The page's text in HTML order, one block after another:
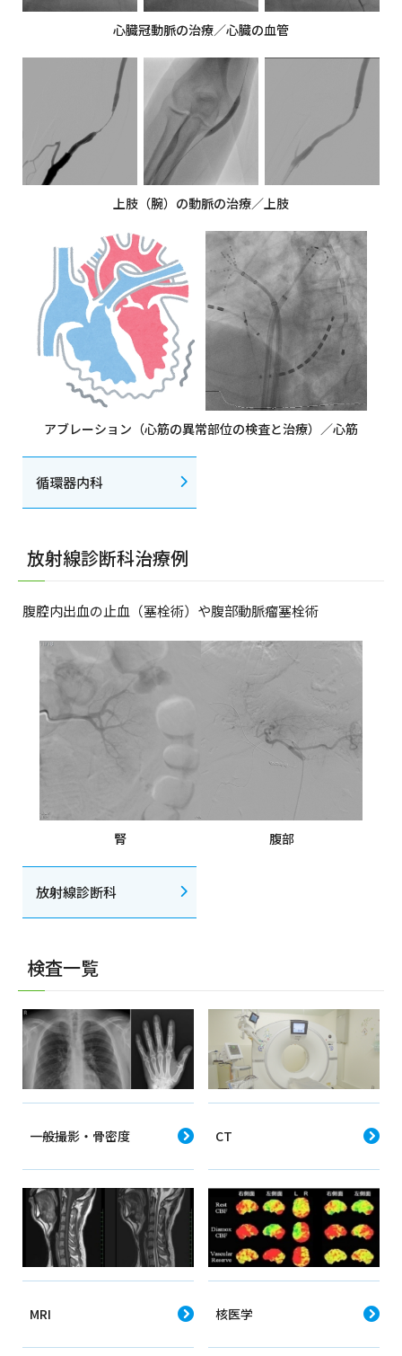
心臓冠動脈の治療／心臓の血管
上肢（腕）の動脈の治療／上肢
アブレーション（心筋の異常部位の検査と治療）／心筋
循環器内科
放射線診断科治療例
腹腔内出血の止血（塞栓術）や腹部動脈瘤塞栓術
腎 腹部
放射線診断科
検査一覧
一般撮影・骨密度 CT
MRI 核医学